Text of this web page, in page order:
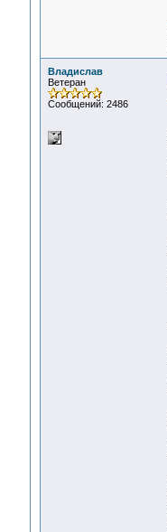
Владислав
Ветеран
Сообщений: 2486